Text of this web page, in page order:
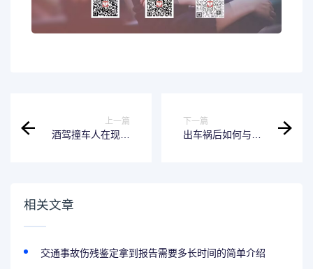
上一篇
酒驾撞车人在现场
下一篇
出车祸后如何与肇
相关文章
交通事故伤残鉴定拿到报告需要多长时间的简单介绍